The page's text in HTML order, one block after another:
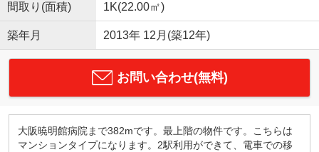
間取り(面積) 1K(22.00㎡)
築年月 2013年 12月(築12年)
お問い合わせ(無料)
大阪暁明館病院まで382mです。最上階の物件です。こちらは
マンションタイプになります。2駅利用ができて、電車での移